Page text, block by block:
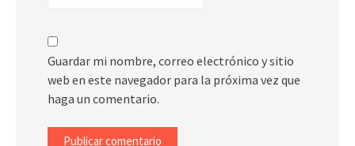
Guardar mi nombre, correo electrónico y sitio
web en este navegador para la próxima vez que
haga un comentario.